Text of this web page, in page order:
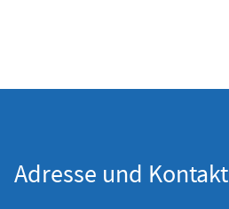
Adresse und Kontakt